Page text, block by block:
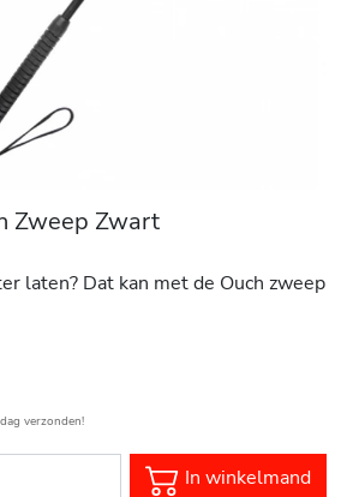
Zweep Zwart
laten? Dat kan met de Ouch zweep
verzonden!
In winkelmand